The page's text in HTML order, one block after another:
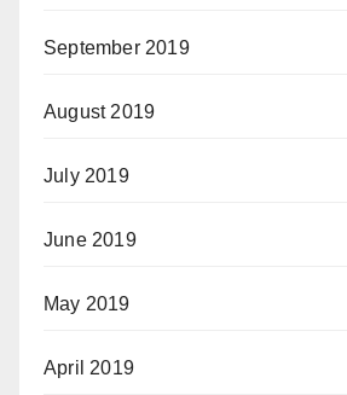
September 2019
August 2019
July 2019
June 2019
May 2019
April 2019